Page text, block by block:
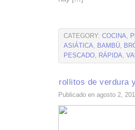
CATEGORY: COCINA,
ASIÁTICA, BAMBÚ,
PESCADO, RÁPIDA,
rollitos de verdura
Publicado en agosto 2,